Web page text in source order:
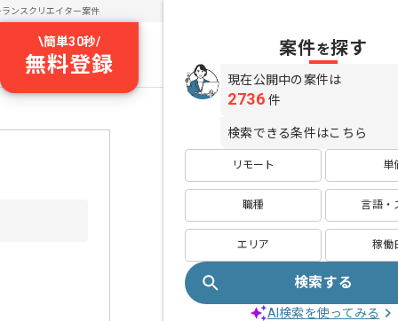
ランスクリエイター案件
\簡単30秒/
無料登録
案件を探す
現在公開中の案件は
2736 件
検索できる条件はこちら
リモート 単
職種 言語・
エリア 稼働
検索する
AI検索を使ってみる